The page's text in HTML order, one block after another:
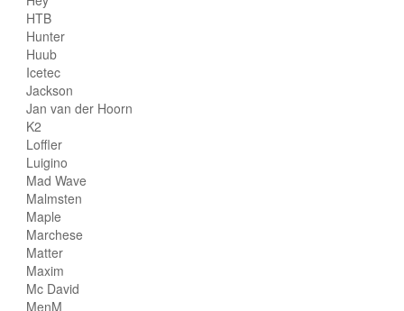
HTB
Hunter
Huub
Icetec
Jackson
Jan van der Hoorn
K2
Loffler
Luigino
Mad Wave
Malmsten
Maple
Marchese
Matter
Maxim
Mc David
MenM